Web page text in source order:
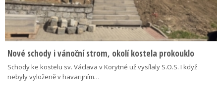
Nové schody i vánoční strom, okolí kostela prokouklo
Schody ke kostelu sv. Václava v Korytné už vysílaly S.O.S. I když
nebyly vyloženě v havarijním…